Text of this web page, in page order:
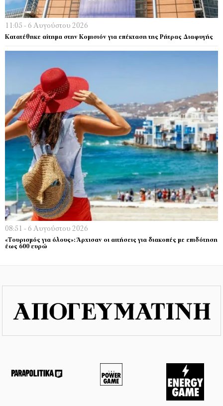
11:05 - 6 Αυγούστου 2026
Κατατέθηκε αίτημα στην Κομισιόν για επέκταση της Ρήτρας Διαφυγής
08:51 - 6 Αυγούστου 2026
«Τουρισμός για όλους»: Άρχισαν οι αιτήσεις για διακοπές με επιδότηση
έως 600 ευρώ